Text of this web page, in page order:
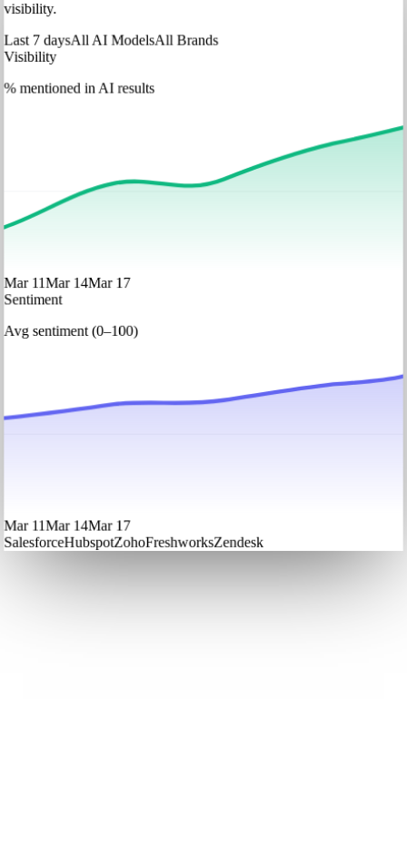
visibility.
Last 7 daysAll AI ModelsAll Brands
Visibility
% mentioned in AI results
Mar 11Mar 14Mar 17
Sentiment
Avg sentiment (0–100)
Mar 11Mar 14Mar 17
SalesforceHubspotZohoFreshworksZendesk